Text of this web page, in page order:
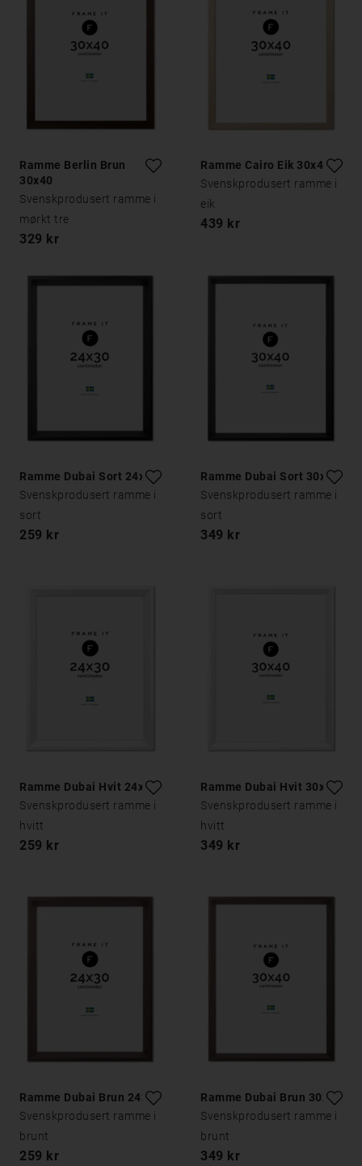
Ramme Berlin Brun
30x40
Svenskprodusert ramme i
mørkt tre
329 kr
Ramme Cairo Eik 30x40
Svenskprodusert ramme i
eik
439 kr
Ramme Dubai Sort 24x30
Svenskprodusert ramme i
sort
259 kr
Ramme Dubai Sort 30x40
Svenskprodusert ramme i
sort
349 kr
Ramme Dubai Hvit 24x30
Svenskprodusert ramme i
hvitt
259 kr
Ramme Dubai Hvit 30x40
Svenskprodusert ramme i
hvitt
349 kr
Ramme Dubai Brun 24x30
Svenskprodusert ramme i
brunt
259 kr
Ramme Dubai Brun 30x40
Svenskprodusert ramme i
brunt
349 kr